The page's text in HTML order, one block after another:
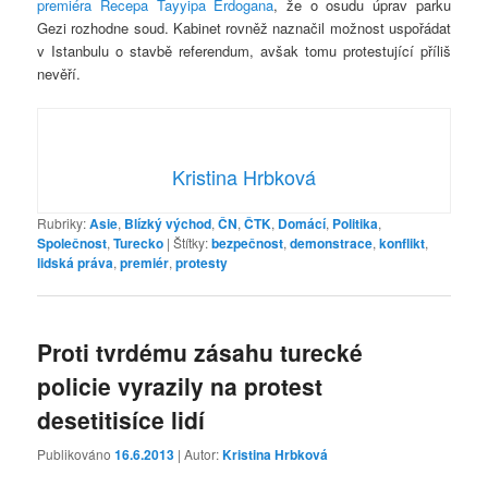
premiéra Recepa Tayyipa Erdogana, že o osudu úprav parku
Gezi rozhodne soud. Kabinet rovněž naznačil možnost uspořádat
v Istanbulu o stavbě referendum, avšak tomu protestující příliš
nevěří.
Kristina Hrbková
Rubriky:Asie, Blízký východ,ČN,ČTK, Domácí, Politika,
Společnost,Turecko |Štítky:bezpečnost,demonstrace,konflikt,
lidská práva,premiér,protesty
Proti tvrdému zásahu turecké
policie vyrazily na protest
desetitisíce lidí
Publikováno16.6.2013 | Autor:Kristina Hrbková